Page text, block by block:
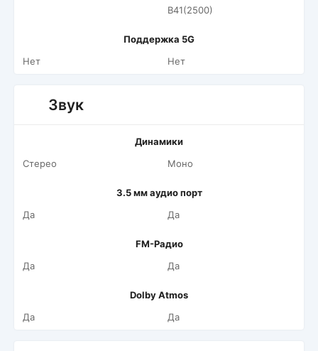
B41(2500)
Поддержка 5G
Нет
Нет
Звук
Динамики
Стерео
Моно
3.5 мм аудио порт
Да
Да
FM-Радио
Да
Да
Dolby Atmos
Да
Да